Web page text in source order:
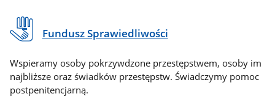
Fundusz Sprawiedliwości
Wspieramy osoby pokrzywdzone przestępstwem, osoby im
najbliższe oraz świadków przestępstw. Świadczymy pomoc
postpenitencjarną.